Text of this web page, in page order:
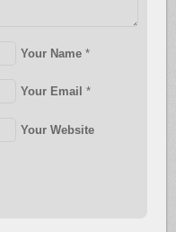
Your Name *
Your Email *
Your Website